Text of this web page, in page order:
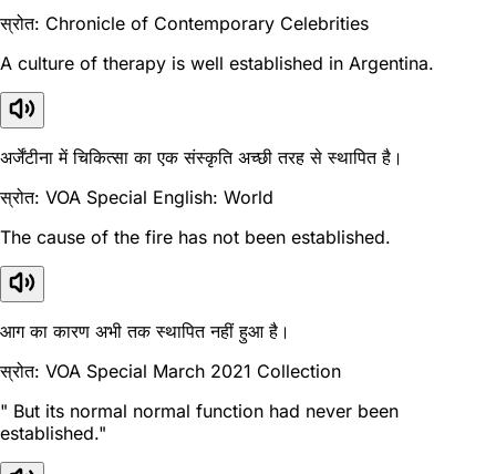
स्रोत: Chronicle of Contemporary Celebrities
A culture of therapy is well established in Argentina.
अर्जेंटीना में चिकित्सा का एक संस्कृति अच्छी तरह से स्थापित है।
स्रोत: VOA Special English: World
The cause of the fire has not been established.
आग का कारण अभी तक स्थापित नहीं हुआ है।
स्रोत: VOA Special March 2021 Collection
" But its normal normal function had never been
established."